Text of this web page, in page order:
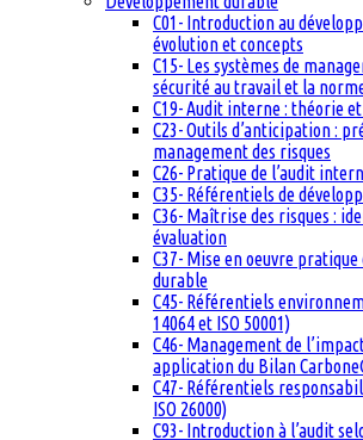
C01- Introduction au
évolution et concepts
C15- Les systèmes de
sécurité au travail et la norme
C19- Audit interne : théorie
C23- Outils d’anticipation :
management des risques
C26- Pratique de l’audit
C35- Référentiels de
C36- Maîtrise des risques :
évaluation
C37- Mise en oeuvre
durable
C45- Référentiels
14064 et ISO 50001)
C46- Management de
application du Bilan
C47- Référentiels
ISO 26000)
C93- Introduction à l’audit